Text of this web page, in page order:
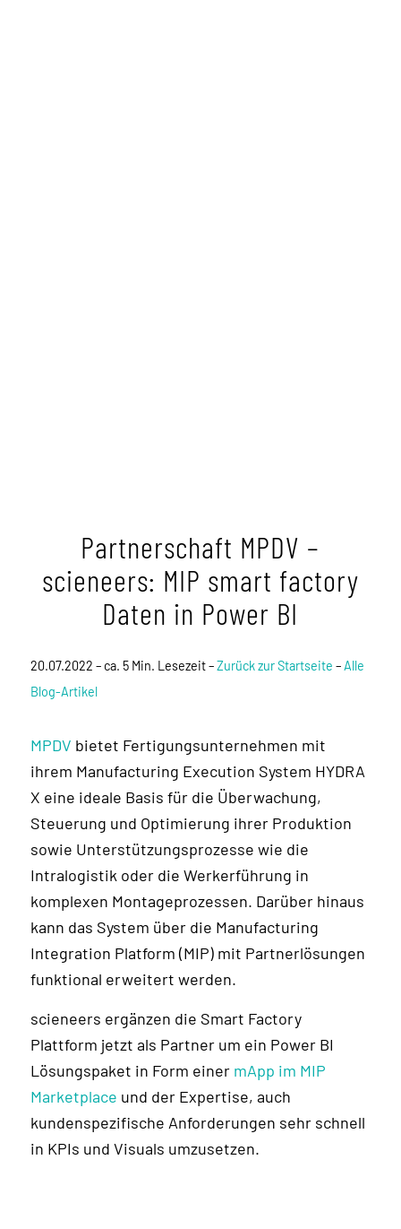
Partnerschaft MPDV –
scieneers: MIP smart factory
Daten in Power BI
20.07.2022 – ca. 5 Min. Lesezeit –Zurück zur Startseite –Alle
Blog-Artikel
MPDV bietet Fertigungsunternehmen mit
ihrem Manufacturing Execution System HYDRA
X eine ideale Basis für die Überwachung,
Steuerung und Optimierung ihrer Produktion
sowie Unterstützungsprozesse wie die
Intralogistik oder die Werkerführung in
komplexen Montageprozessen. Darüber hinaus
kann das System über die Manufacturing
Integration Platform (MIP) mit Partnerlösungen
funktional erweitert werden.
scieneers ergänzen die Smart Factory
Plattform jetzt als Partner um ein Power BI
Lösungspaket in Form einer mApp im MIP
Marketplace und der Expertise, auch
kundenspezifische Anforderungen sehr schnell
in KPIs und Visuals umzusetzen.